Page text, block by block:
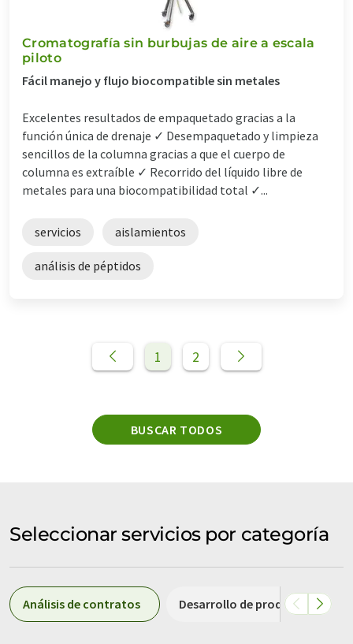
Cromatografía sin burbujas de aire a escala
piloto
Fácil manejo y flujo biocompatible sin metales
Excelentes resultados de empaquetado gracias a la
función única de drenaje ✓ Desempaquetado y limpieza
sencillos de la columna gracias a que el cuerpo de
columna es extraíble ✓ Recorrido del líquido libre de
metales para una biocompatibilidad total ✓...
servicios aislamientos
análisis de péptidos
1 2
BUSCAR TODOS
Seleccionar servicios por categoría
Análisis de contratos Desarrollo de productos